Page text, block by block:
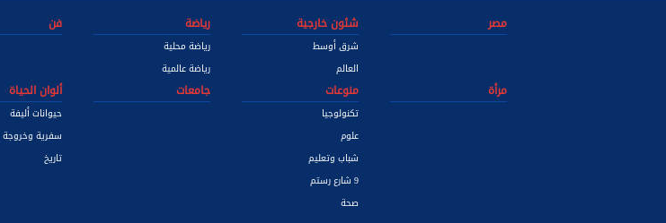
مصر شئون خارجية
شرق أوسط
العالم
رياضة
رياضة محلية
رياضة عالمية
فن
مرأة
منوعات
تكنولوجيا
علوم
شباب وتعليم
9 شارع رستم
صحة
جامعات ألوان الحياة
حيوانات أليفة
سفرية وخروجة
تاريخ